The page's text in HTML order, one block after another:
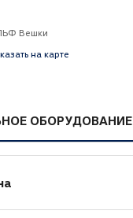
ОБОРУДОВАНИЕ
Вешки
на карте